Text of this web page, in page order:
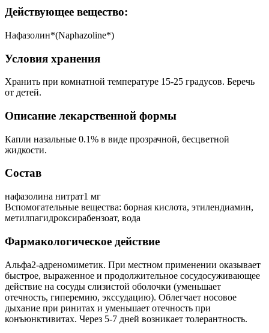
Действующее вещество:
Нафазолин*(Naphazoline*)
Условия хранения
Хранить при комнатной температуре 15-25 градусов. Беречь
от детей.
Описание лекарственной формы
Капли назальные 0.1% в виде прозрачной, бесцветной
жидкости.
Состав
нафазолина нитрат1 мг
Вспомогательные вещества: борная кислота, этилендиамин,
метилпагидроксирабензоат, вода
Фармакологическое действие
Альфа2-адреномиметик. При местном применении оказывает
быстрое, выраженное и продолжительное сосудосуживающее
действие на сосуды слизистой оболочки (уменьшает
отечность, гиперемию, экссудацию). Облегчает носовое
дыхание при ринитах и уменьшает отечность при
конъюнктивитах. Через 5-7 дней возникает толерантность.